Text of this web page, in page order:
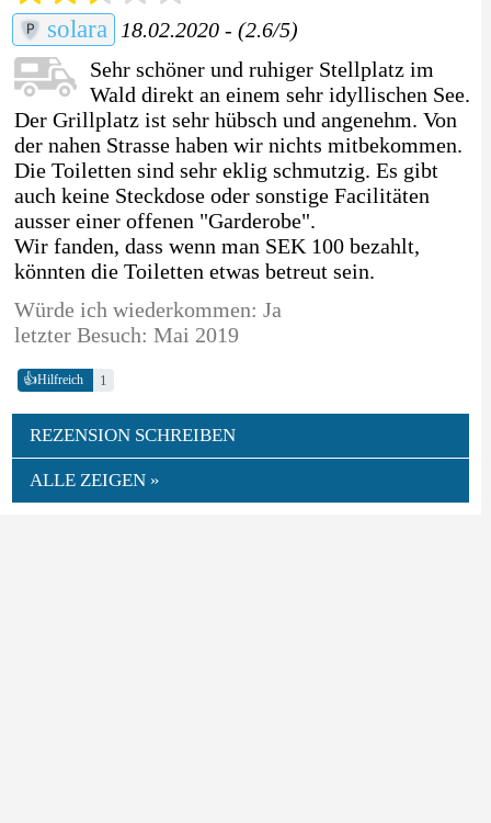
solara
18.02.2020 - (2.6/5)
Sehr schöner und ruhiger Stellplatz im
Wald direkt an einem sehr idyllischen See.
Der Grillplatz ist sehr hübsch und angenehm. Von
der nahen Strasse haben wir nichts mitbekommen.
Die Toiletten sind sehr eklig schmutzig. Es gibt
auch keine Steckdose oder sonstige Facilitäten
ausser einer offenen "Garderobe".
Wir fanden, dass wenn man SEK 100 bezahlt,
könnten die Toiletten etwas betreut sein.
Würde ich wiederkommen: Ja
letzter Besuch: Mai 2019
👍Hilfreich 1
REZENSION SCHREIBEN
ALLE ZEIGEN »